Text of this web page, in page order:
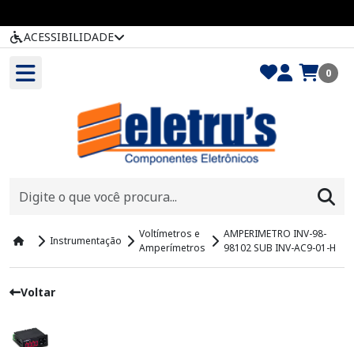
ACESSIBILIDADE
0
Instrumentação
Voltímetros e
Amperímetros
AMPERIMETRO INV-98-
98102 SUB INV-AC9-01-H
Voltar